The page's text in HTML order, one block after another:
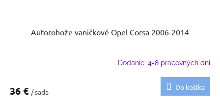
Autorohože vaničkové Opel Corsa 2006-2014
Dodanie: 4-8 pracovných dní
36 € / sada
Do košíka